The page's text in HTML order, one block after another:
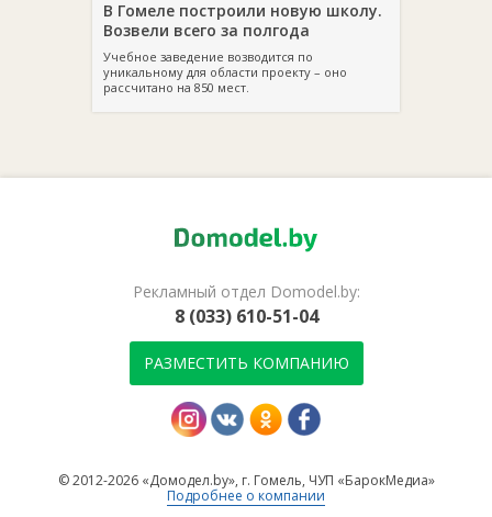
В Гомеле построили новую школу.
Возвели всего за полгода
Учебное заведение возводится по
уникальному для области проекту – оно
рассчитано на 850 мест.
Рекламный отдел Domodel.by:
8 (033) 610-51-04
РАЗМЕСТИТЬ КОМПАНИЮ
© 2012-2026 «Домодел.by», г. Гомель, ЧУП «БарокМедиа»
Подробнее о компании